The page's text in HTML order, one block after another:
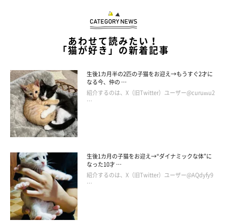
できるだけ長く使っていきたいなぁと思っておりますよ(*´∀｀*)
うにちゃんのモフッと出た腹毛…かわいくてたまりません♥ も
ーちゃんとてんちゃん、これからもキャットウォーク楽しんで
ね！
あわせて読みたい！
「猫が好き」の新着記事
生後1カ月半の2匹の子猫をお迎え→もうすぐ2才に
なる今、仲の …
紹介するのは、X（旧Twitter）ユーザー@curumu2
…
生後1カ月の子猫をお迎え→“ダイナミックな体”に
なった10才 …
紹介するのは、X（旧Twitter）ユーザー@AQdyfy9
…